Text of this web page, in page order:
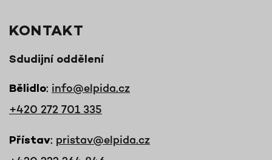
KONTAKT
Sdudijní oddělení
Bělidlo: info@elpida.cz
+420 272 701 335
Přístav: pristav@elpida.cz